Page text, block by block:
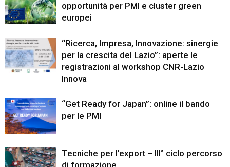
opportunità per PMI e cluster green
europei
“Ricerca, Impresa, Innovazione: sinergie
per la crescita del Lazio”: aperte le
registrazioni al workshop CNR-Lazio
Innova
“Get Ready for Japan”: online il bando
per le PMI
Tecniche per l’export – III° ciclo percorso
di formazione